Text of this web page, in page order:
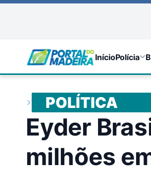
InícioPolícia
POLÍTICA
Eyder
milhões